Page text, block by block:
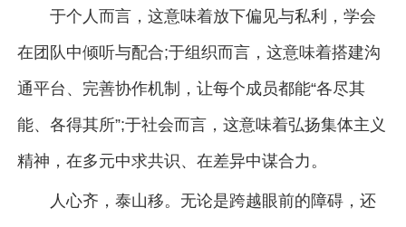
于个人而言，这意味着放下偏见与私利，学会
在团队中倾听与配合;于组织而言，这意味着搭建沟
通平台、完善协作机制，让每个成员都能“各尽其
能、各得其所”;于社会而言，这意味着弘扬集体主义
精神，在多元中求共识、在差异中谋合力。
人心齐，泰山移。无论是跨越眼前的障碍，还